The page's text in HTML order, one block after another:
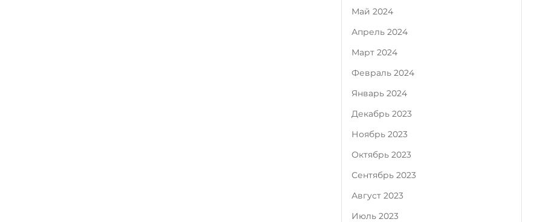
Май 2024
Апрель 2024
Март 2024
Февраль 2024
Январь 2024
Декабрь 2023
Ноябрь 2023
Октябрь 2023
Сентябрь 2023
Август 2023
Июль 2023